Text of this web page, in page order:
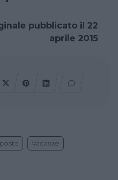
pubblicato il 22
aprile 2015
Vacanze